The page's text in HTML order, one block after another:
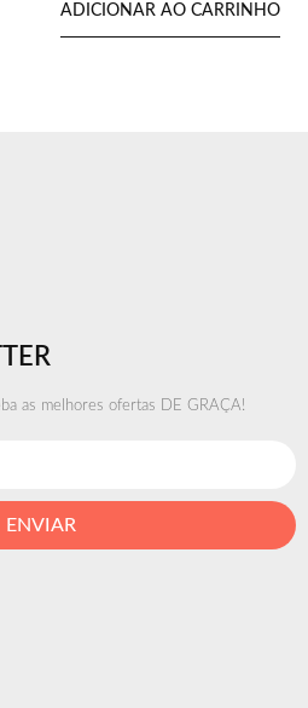
ADICIONAR AO CARRINHO
as melhores ofertas DE GRAÇA!
ENVIAR